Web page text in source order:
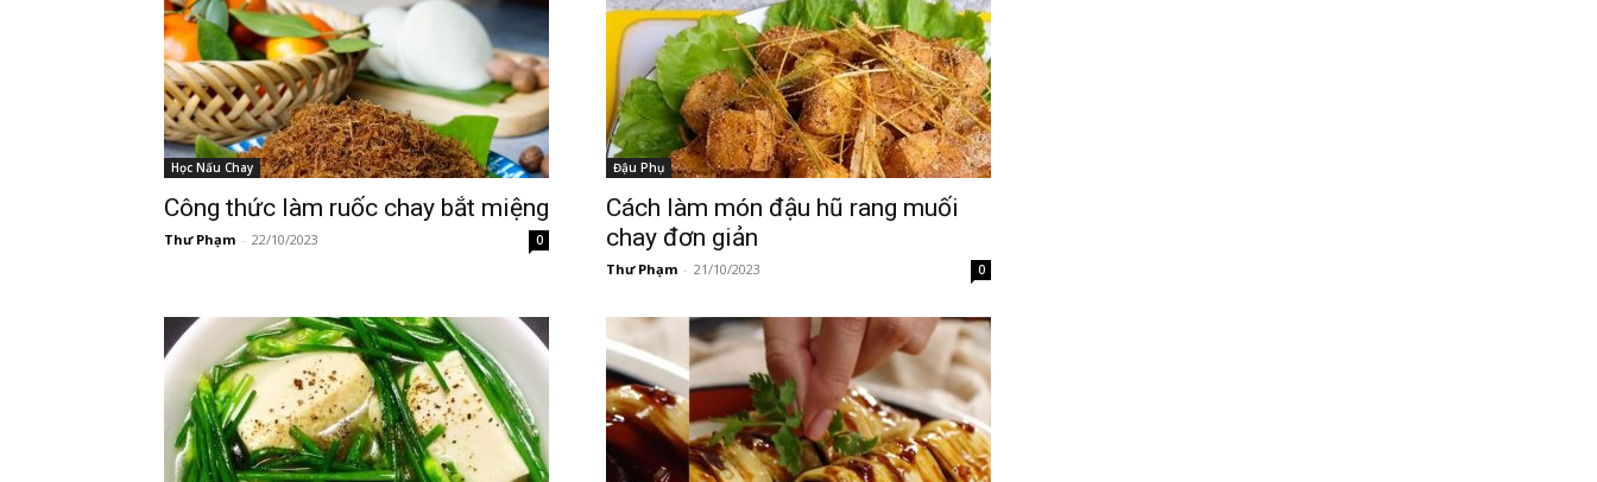
Học Nấu Chay
Công thức làm ruốc chay bắt miệng
Thư Phạm - 22/10/2023 0
Đậu Phụ
Cách làm món đậu hũ rang muối
chay đơn giản
Thư Phạm - 21/10/2023 0